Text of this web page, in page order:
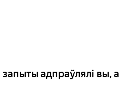
адпраўлялі вы, а